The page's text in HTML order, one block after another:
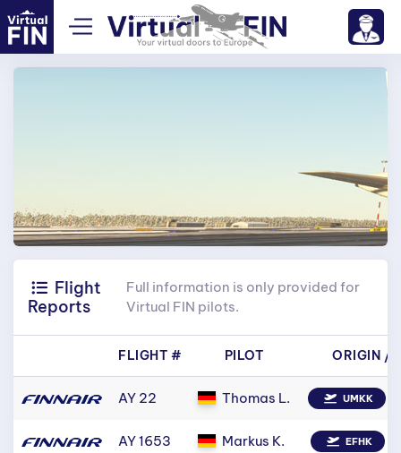
Flight
Reports
Full information is only provided for
Virtual FIN pilots.
FLIGHT # PILOT ORIGIN /
AY 22 Thomas L. UMKK
AY 1653 Markus K. EFHK